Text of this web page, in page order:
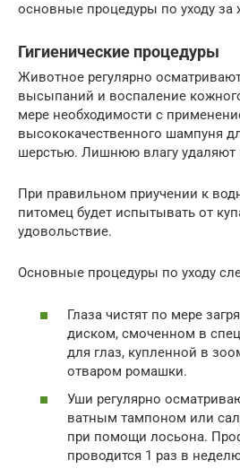
основные процедуры по уходу
Гигиенические процедуры
Животное регулярно
высыпаний и воспаление
мере необходимости с
высококачественного шампуня
шерстью. Лишнюю влагу удаляют
При правильном приучении к
питомец будет испытывать от
удовольствие.
Основные процедуры по уходу
Глаза чистят по мере
диском, смоченном в
для глаз, купленной в
отваром ромашки.
Уши регулярно
ватным тампоном или
при помощи лосьона.
проводится 1 раз в